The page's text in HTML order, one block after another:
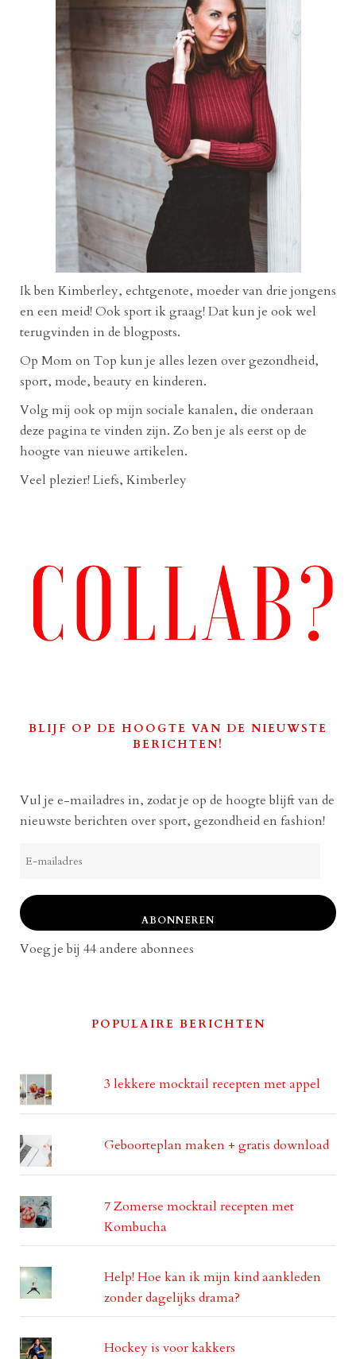
Ik ben Kimberley, echtgenote, moeder van drie jongens
en een meid! Ook sport ik graag! Dat kun je ook wel
terugvinden in de blogposts.
Op Mom on Top kun je alles lezen over gezondheid,
sport, mode, beauty en kinderen.
Volg mij ook op mijn sociale kanalen, die onderaan
deze pagina te vinden zijn. Zo ben je als eerst op de
hoogte van nieuwe artikelen.
Veel plezier! Liefs, Kimberley
BLIJF OP DE HOOGTE VAN DE NIEUWSTE
BERICHTEN!
Vul je e-mailadres in, zodat je op de hoogte blijft van de
nieuwste berichten over sport, gezondheid en fashion!
mailadres
ABONNEREN
Voeg je bij 44 andere abonnees
POPULAIRE BERICHTEN
3 lekkere mocktail recepten met appel
Geboorteplan maken + gratis download
7 Zomerse mocktail recepten met
Kombucha
Help! Hoe kan ik mijn kind aankleden
zonder dagelijks drama?
Hockey is voor kakkers